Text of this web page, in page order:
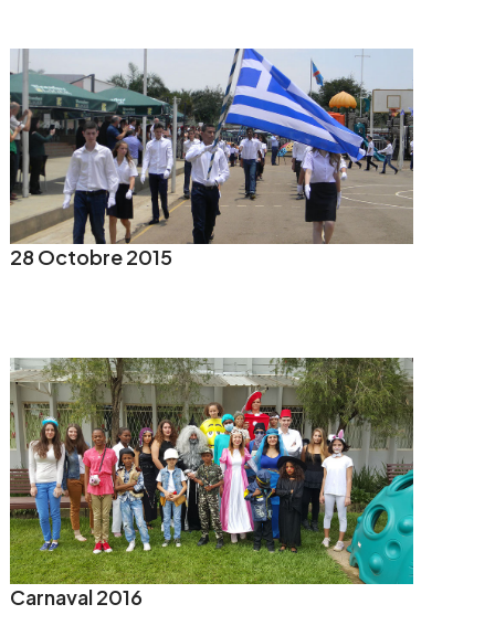
28 Octobre 2015
Carnaval 2016